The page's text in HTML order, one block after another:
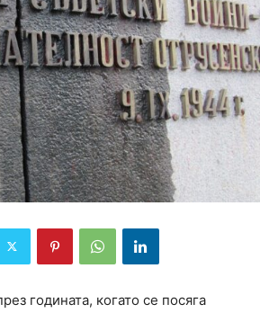
годината, когато се посяга